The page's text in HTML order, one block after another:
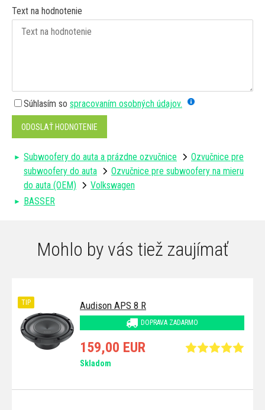
Text na hodnotenie
Súhlasím so spracovaním osobných údajov.
ODOSLAŤ HODNOTENIE
Subwoofery do auta a prázdne ozvučnice
Ozvučnice pre
subwoofery do auta
Ozvučnice pre subwoofery na mieru
do auta (OEM)
Volkswagen
BASSER
Mohlo by vás tiež zaujímať
Audison APS 8 R
DOPRAVA ZADARMO
TIP
159,00 EUR
Skladom